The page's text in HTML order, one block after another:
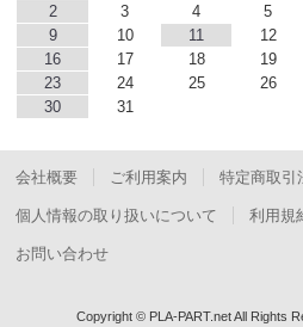
2
3 4 5
9
10 11 12
16
17 18 19
23
24 25 26
30
31
会社概要 ご利用案内 特定商取引
個人情報の取り扱いについて 利用規
お問い合わせ
Copyright © PLA-PART.net All Rights